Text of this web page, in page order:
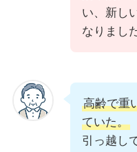
い、新し
なりまし
高齢で重
ていた。
引っ越し